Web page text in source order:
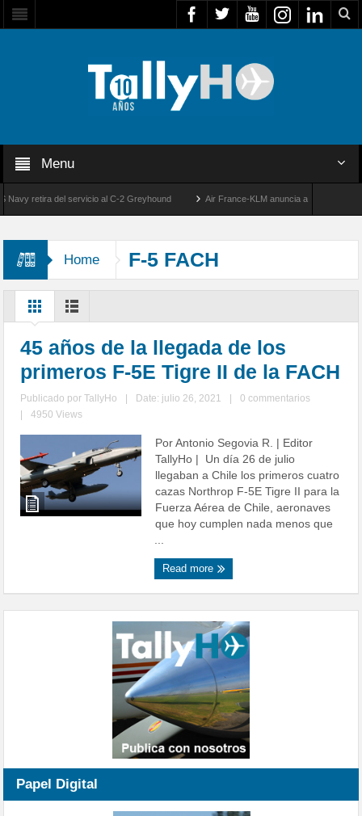
Menu
retira del servicio al C-2 Greyhound Air France-KLM anuncia a Guilhem Mallet
Home F-5 FACH
45 años de la llegada de los
primeros F-5E Tigre II de la FACH
Publicado porTallyHo Date: julio 26, 2021
0 commentarios
4950 Views
Por Antonio Segovia R. | Editor
TallyHo | Un día 26 de julio
llegaban a Chile los primeros cuatro
cazas Northrop F-5E Tigre II para la
Fuerza Aérea de Chile, aeronaves
que hoy cumplen nada menos que
...
Read more
Papel Digital